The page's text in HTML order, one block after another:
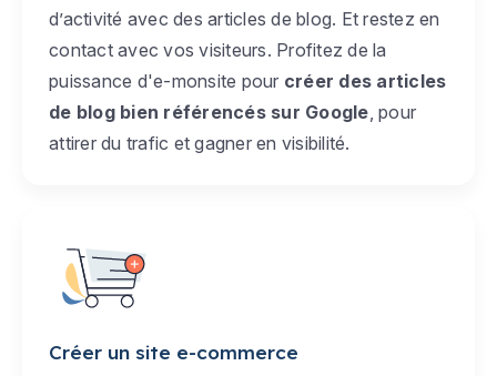
d’activité avec des articles de blog. Et restez en
contact avec vos visiteurs. Profitez de la
puissance d'e-monsite pour créer des articles
de blog bien référencés sur Google , pour
attirer du trafic et gagner en visibilité.
Créer un site e-commerce